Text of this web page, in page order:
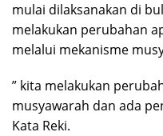
mulai dilaksanakan di
melakukan perubahan
melalui mekanisme
” kita melakukan
musyawarah dan ada
Kata Reki.